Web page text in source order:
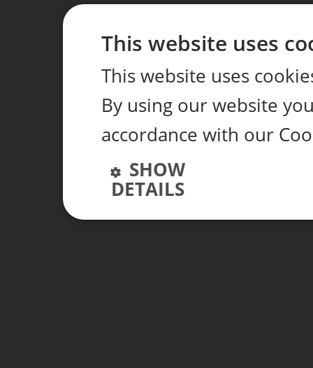
This website uses
This website uses
By using our website
accordance with our
SHOW
DETAILS